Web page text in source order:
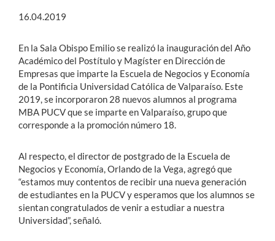
16.04.2019
En la Sala Obispo Emilio se realizó la inauguración del Año
Académico del Postítulo y Magíster en Dirección de
Empresas que imparte la Escuela de Negocios y Economía
de la Pontificia Universidad Católica de Valparaíso. Este
2019, se incorporaron 28 nuevos alumnos al programa
MBA PUCV que se imparte en Valparaíso, grupo que
corresponde a la promoción número 18.
Al respecto, el director de postgrado de la Escuela de
Negocios y Economía, Orlando de la Vega, agregó que
“estamos muy contentos de recibir una nueva generación
de estudiantes en la PUCV y esperamos que los alumnos se
sientan congratulados de venir a estudiar a nuestra
Universidad”, señaló.